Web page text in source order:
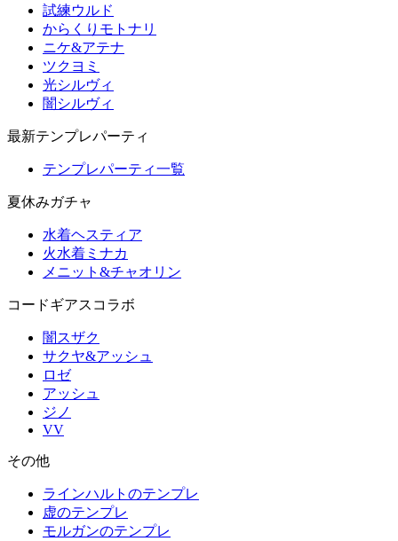
試練ウルド
からくりモトナリ
ニケ&アテナ
ツクヨミ
光シルヴィ
闇シルヴィ
最新テンプレパーティ
テンプレパーティ一覧
夏休みガチャ
水着ヘスティア
火水着ミナカ
メニット&チャオリン
コードギアスコラボ
闇スザク
サクヤ&アッシュ
ロゼ
アッシュ
ジノ
VV
その他
ラインハルトのテンプレ
虚のテンプレ
モルガンのテンプレ